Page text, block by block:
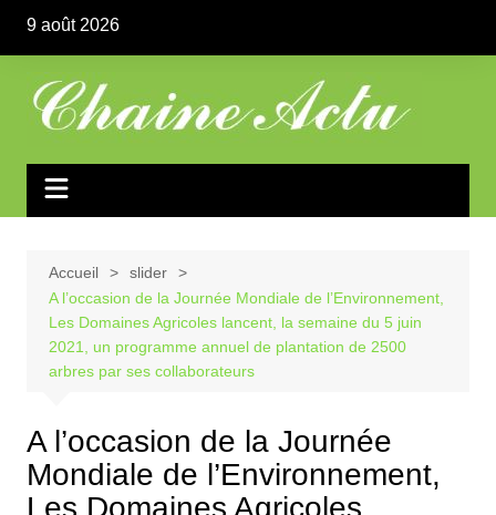
contenu
9 août 2026
Accueil
slider
A l’occasion de la Journée Mondiale de l’Environnement,
Les Domaines Agricoles lancent, la semaine du 5 juin
2021, un programme annuel de plantation de 2500
arbres par ses collaborateurs
A l’occasion de la Journée
Mondiale de l’Environnement,
Les Domaines Agricoles